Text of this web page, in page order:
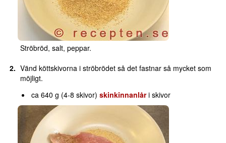
Ströbröd, salt, peppar.
Vänd köttskivorna i ströbrödet så det fastnar så mycket som
möjligt.
ca 640 g (4-8 skivor)skinkinnanlåri skivor